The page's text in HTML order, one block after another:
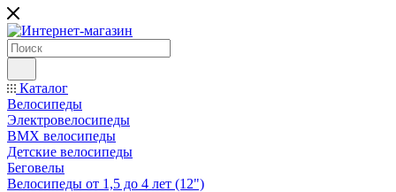
Каталог
Велосипеды
Электровелосипеды
BMX велосипеды
Детские велосипеды
Беговелы
Велосипеды от 1,5 до 4 лет (12")